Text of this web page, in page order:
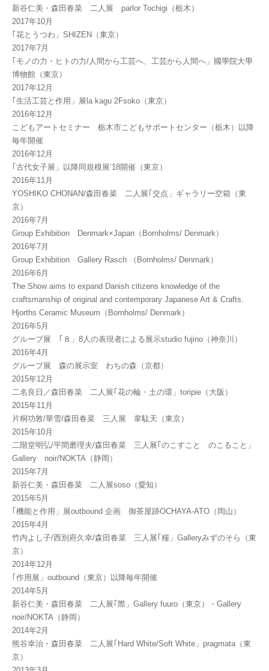
新谷仁美・森田春菜 二人展 parlor Tochigi（栃木）
2017年10月
｢花とうつわ」SHIZEN（東京）
2017年7月
｢モノの力・ヒトの力/人間から工芸へ、工芸から人間へ」國學院大學
博物館（東京）
2017年12月
｢生活工芸と作用」展la kagu 2Fsoko（東京）
2016年12月
こどもアートセミナー 栃木市こどもサポートセンター（栃木）以降
毎年開催
2016年12月
｢古代女子展」以降同規模展‘18開催（東京）
2016年11月
YOSHIKO CHONAN/森田春菜 二人展｢交点」ギャラリー空箱（東
京）
2016年7月
Group Exhibition Denmark×Japan（Bornholms/ Denmark）
2016年7月
Group Exhibition Gallery Rasch （Bornholms/ Denmark）
2016年6月
The Show aims to expand Danish citizens knowledge of the
craftsmanship of original and contemporary Japanese Art & Crafts.
Hjorths Ceramic Museum（Bornholms/ Denmark）
2016年5月
グループ展 ｢８」8人の表現者による展示studio fujino（神奈川）
2016年4月
グループ展 森の展示室 わちの森（京都）
2015年12月
二名良日／森田春菜 二人展｢花の輪・土の環」toripie（大阪）
2015年11月
片桐功敦/華雪/森田春菜 三人展 韋駄天（東京）
2015年10月
二階堂明弘/平間磨理夫/森田春菜 三人展｢のこすこと のこること」
Gallery noir/NOKTA（静岡）
2015年7月
新谷仁美・森田春菜 二人展soso（愛知）
2015年5月
｢機能と作用」展outbound 企画 御茶屋跡OCHAYA-ATO（岡山）
2015年4月
竹内よし子/西別府久幸/森田春菜 三人展｢糧」Galleryみずのそら（東
京）
2014年12月
｢作用展」outbound（東京）以降毎年開催
2014年5月
新谷仁美・森田春菜 二人展｢際」Gallery fuuro（東京）・Gallery
noir/NOKTA（静岡）
2014年2月
熊谷幸治・森田春菜 二人展｢Hard White/Soft White」pragmata（東
京）